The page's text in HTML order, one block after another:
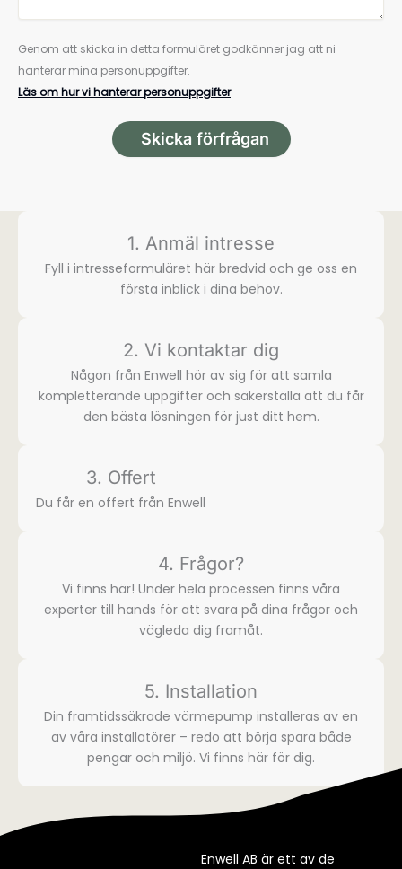
Genom att skicka in detta formuläret godkänner jag att ni
hanterar mina personuppgifter.
Läs om hur vi hanterar personuppgifter
Skicka förfrågan
1. Anmäl intresse
Fyll i intresse­formuläret här bredvid och ge oss en
första inblick i dina behov.
2. Vi kontaktar dig
Någon från Enwell hör av sig för att samla
komplette­rande uppgifter och säkerställa att du får
den bästa lösningen för just ditt hem.
3. Offert
Du får en offert från Enwell
4. Frågor?
Vi finns här! Under hela processen finns våra
experter till hands för att svara på dina frågor och
vägleda dig framåt.
5. Installation
Din framtidssäkrade värmepump installeras av en
av våra installatörer – redo att börja spara både
pengar och miljö. Vi finns här för dig.​
Enwell AB är ett av de